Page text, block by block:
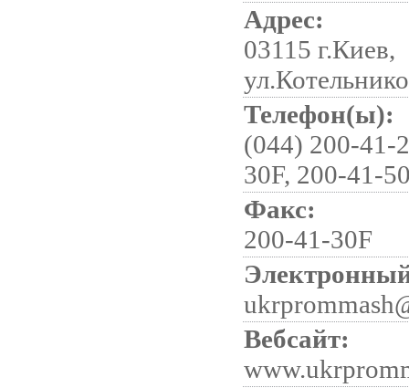
Адрес:
03115 г.Киев,
Телефон(ы):
(044) 200-41-
30F, 200-41-
Факс:
200-41-30F
Вебсайт: